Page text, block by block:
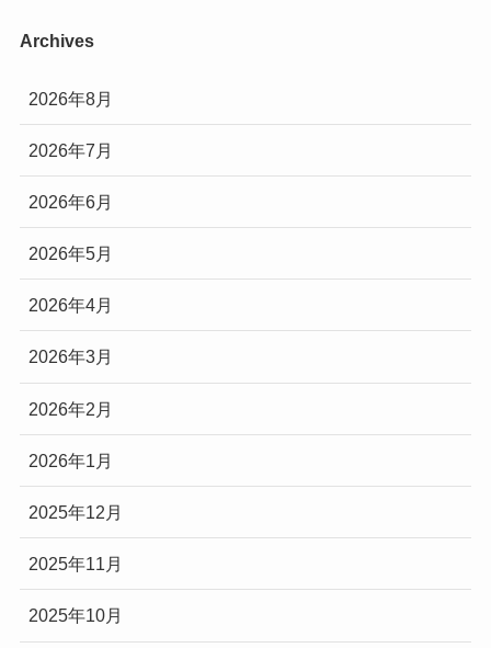
Archives
2026年8月
2026年7月
2026年6月
2026年5月
2026年4月
2026年3月
2026年2月
2026年1月
2025年12月
2025年11月
2025年10月